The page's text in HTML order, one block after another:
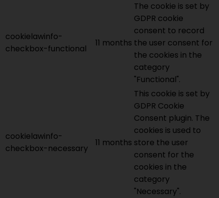
cookielawinfo-
checkbox-functional
11 months
The cookie is set by
GDPR cookie
consent to record
the user consent for
the cookies in the
category
"Functional".
cookielawinfo-
checkbox-necessary
11 months
This cookie is set by
GDPR Cookie
Consent plugin. The
cookies is used to
store the user
consent for the
cookies in the
category
"Necessary".